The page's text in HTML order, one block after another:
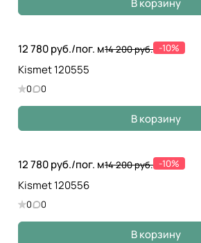
В корзину
12 780 руб./пог. м14 200 руб. -10%
Kismet 120555
0 0
В корзину
12 780 руб./пог. м14 200 руб. -10%
Kismet 120556
0 0
В корзину